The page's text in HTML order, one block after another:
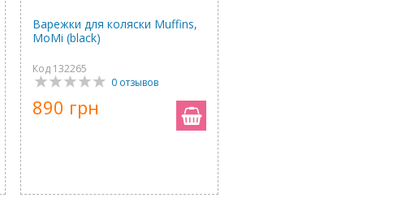
Варежки для коляски Muffins,
MoMi (black)
Код 132265
0 отзывов
890 грн